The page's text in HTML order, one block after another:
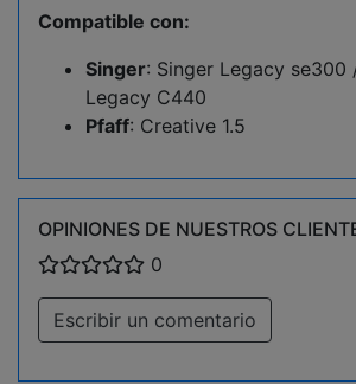
Compatible con:
Singer: Singer Legacy
Legacy C440
Pfaff: Creative 1.5
OPINIONES DE NUESTROS
0
Escribir un comentario